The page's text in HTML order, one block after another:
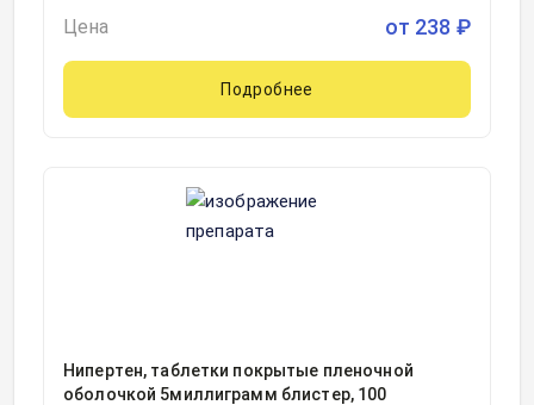
Цена от 238 ₽
Подробнее
Нипертен, таблетки покрытые пленочной
оболочкой 5миллиграмм блистер, 100